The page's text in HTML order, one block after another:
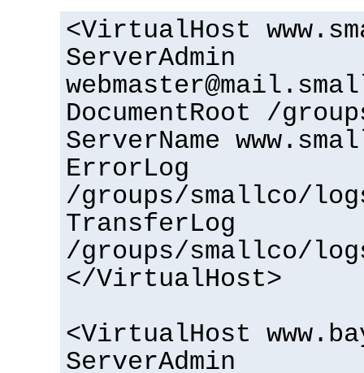
<VirtualHost
ServerAdmin
DocumentRoot /
ServerName
ErrorLog
/groups/smallco/
TransferLog
/groups/smallco/
</VirtualHost>
<VirtualHost
ServerAdmin